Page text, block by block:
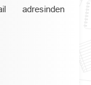
adresinden